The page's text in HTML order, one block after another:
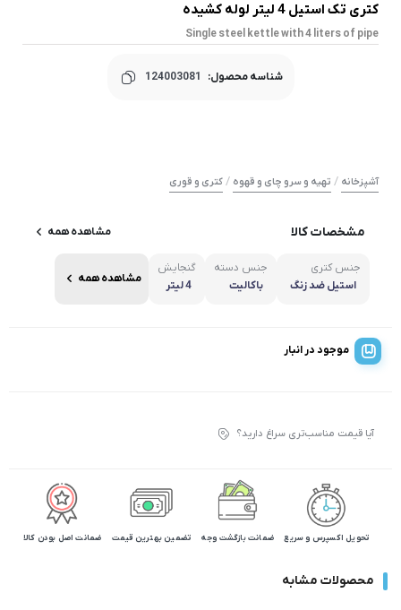
کتری تک استیل 4 لیتر لوله کشیده
Single steel kettle with 4 liters of pipe
شناسه محصول: 124003081
آشپزخانه / تهیه و سرو چای و قهوه / کتری و قوری
مشخصات کالا مشاهده همه
جنس کتری
استیل ضد زنگ
جنس دسته
باکالیت
گنجایش
4 لیتر
مشاهده همه
موجود در انبار
آیا قیمت مناسب‌تری سراغ دارید؟
تحویل اکسپرس و سریع ضمانت بازگشت وجه تضمین بهترین قیمت ضمانت اصل بودن کالا
محصولات مشابه